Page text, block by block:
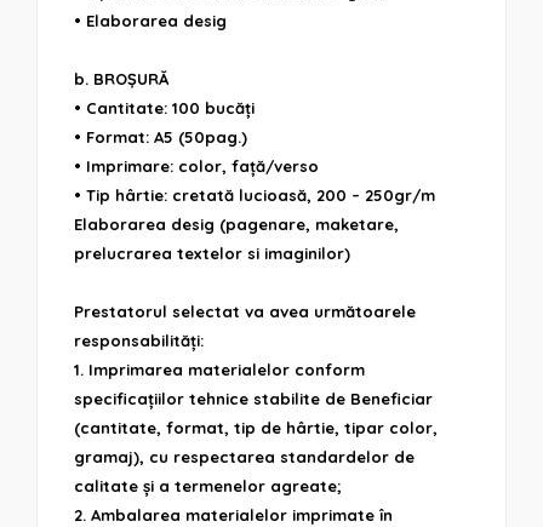
• Elaborarea desig
b. BROȘURĂ
• Cantitate: 100 bucăți
• Format: A5 (50pag.)
• Imprimare: color, față/verso
• Tip hârtie: cretată lucioasă, 200 – 250gr/m
Elaborarea desig (pagenare, maketare,
prelucrarea textelor si imaginilor)
Prestatorul selectat va avea următoarele
responsabilități:
1. Imprimarea materialelor conform
specificațiilor tehnice stabilite de Beneficiar
(cantitate, format, tip de hârtie, tipar color,
gramaj), cu respectarea standardelor de
calitate și a termenelor agreate;
2. Ambalarea materialelor imprimate în